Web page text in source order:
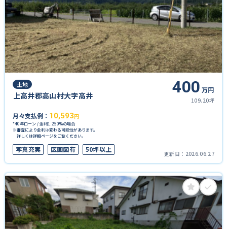
土地
上高井郡高山村大字高井 400 万円
109.20坪
月々支払例： 10,593 円
*40年ローン / 金利1.250%の場合
※審査により金利は変わる可能性があります。
詳しくは詳細ページをご覧ください。
写真充実 区画図有 50坪以上
更新日： 2026.06.27